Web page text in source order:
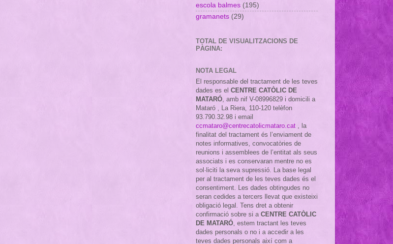
escola balmes (195)
gramanets (29)
TOTAL DE VISUALITZACIONS DE
PÀGINA:
NOTA LEGAL
El responsable del tractament de les teves
dades es el CENTRE CATÒLIC DE
MATARÓ, amb nif V-08996829 i domicili a
Mataró , La Riera, 110-120 telèfon
93.790.32.98 i email
ccmataro@centrecatolicmataro.cat , la
finalitat del tractament és l’enviament de
notes informatives, convocatòries de
reunions i assemblees de l’entitat als seus
associats i es conservaran mentre no es
sol·liciti la seva supressió. La base legal
per al tractament de les teves dades és el
consentiment. Les dades obtingudes no
seran cedides a tercers llevat que existeixi
obligació legal. Tens dret a obtenir
confirmació sobre si a CENTRE CATÒLIC
DE MATARÓ, estem tractant les teves
dades personals o no i a accedir a les
teves dades personals així com a